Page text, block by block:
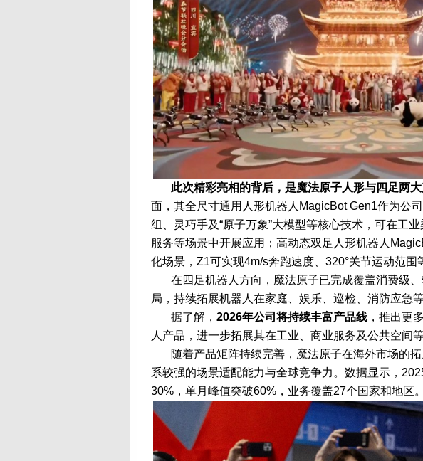
此次精彩亮相的背后，是魔法原子人形与四足两大
面，其全尺寸通用人形机器人MagicBot Gen1作为公
组、灵巧手及“原子万象”大模型等核心技术，可在工
服务等场景中开展应用；高动态双足人形机器人
化场景，Z1可实现4m/s奔跑速度、320°关节运动范围
在四足机器人方向，魔法原子已完成覆盖消费级
局，持续拓展机器人在家庭、娱乐、巡检、消防应急
据了解， 2026年公司将持续丰富产品线 ，推出更
人产品，进一步拓展其在工业、商业服务及公共空间
随着产品矩阵持续完善，魔法原子在海外市场的
系较强的场景适配能力与全球竞争力。数据显示，
30%，单月峰值突破60%，业务覆盖27个国家和地区。